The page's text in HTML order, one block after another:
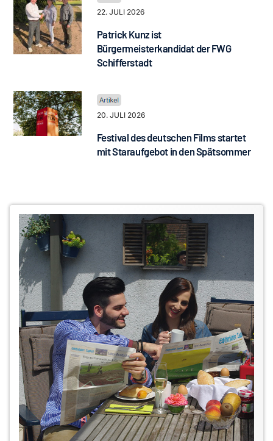
22. JULI 2026
Patrick Kunz ist
Bürgermeisterkandidat der FWG
Schifferstadt
20. JULI 2026
Festival des deutschen Films startet
mit Staraufgebot in den Spätsommer